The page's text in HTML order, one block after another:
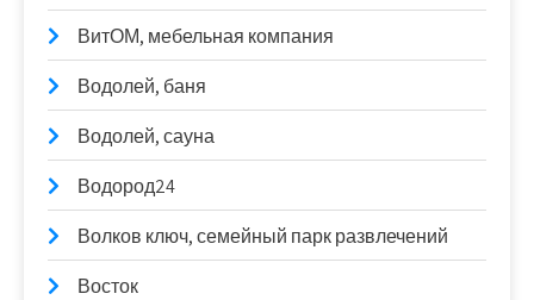
ВитОМ, мебельная компания
Водолей, баня
Водолей, сауна
Водород24
Волков ключ, семейный парк развлечений
Восток